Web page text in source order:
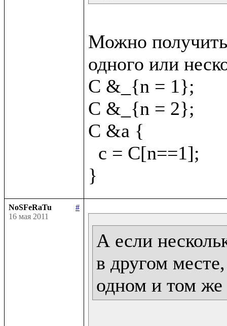
Можно
одного или
C &_{n = 1};
C &_{n = 2};
C &a {
NoSFeRaTu
#
16 мая 2011
А если
в другом
одном и том же